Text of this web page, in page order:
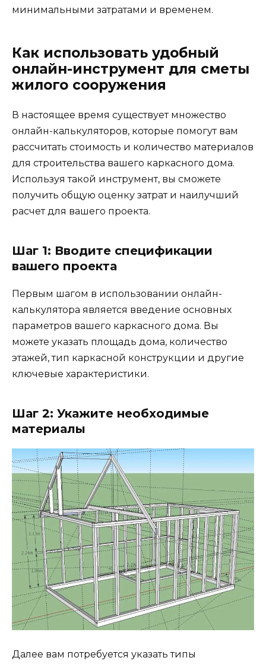
минимальными затратами и временем.
Как использовать удобный
онлайн-инструмент для сметы
жилого сооружения
В настоящее время существует множество
онлайн-калькуляторов, которые помогут вам
рассчитать стоимость и количество материалов
для строительства вашего каркасного дома.
Используя такой инструмент, вы сможете
получить общую оценку затрат и наилучший
расчет для вашего проекта.
Шаг 1: Вводите спецификации
вашего проекта
Первым шагом в использовании онлайн-
калькулятора является введение основных
параметров вашего каркасного дома. Вы
можете указать площадь дома, количество
этажей, тип каркасной конструкции и другие
ключевые характеристики.
Шаг 2: Укажите необходимые
материалы
Далее вам потребуется указать типы